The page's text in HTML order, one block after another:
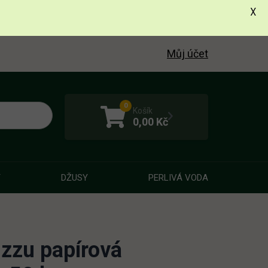
Můj účet
0 Košík
0,00 Kč
DŽUSY PERLIVÁ VODA
papírová
X